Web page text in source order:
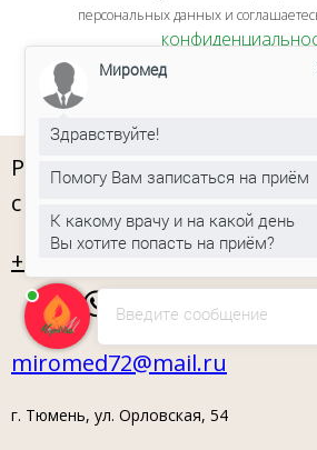
персональных данных и
miromed72@mail.ru
г. Тюмень, ул. Орловская, 54
+7 (3452) 560 900
Работаем без выходных
с 08:00 - 20:00
Введите сообщение
Миромед
Здравствуйте!
Помогу Вам записаться на приём
К какому врачу и на какой день
Вы хотите попасть на приём?